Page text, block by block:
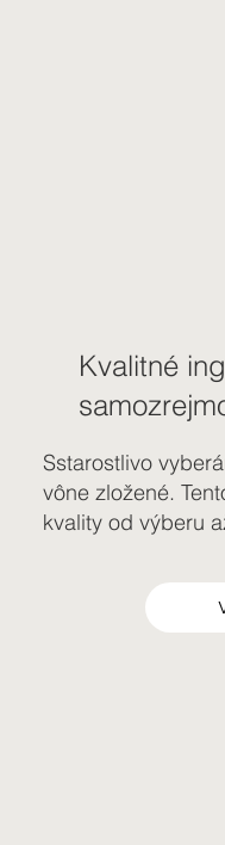
Kvalitné
Sstarostlivo
vône zložené.
kvality od výberu